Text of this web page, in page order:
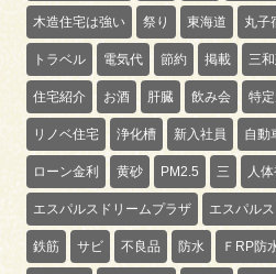
木造住宅は強い 祭り 東海道 丸子
トラベル 電気代 節約 掲載 三
住宅紹介 お酒 肝臓 飲み会 特
リノベ住宅 浄化槽 新入社員 自動
ローン金利 黄砂 PM2.5 三 人
エスパルスドリームプラザ エスパルス
鉄筋 サビ 不良品 防水 ＦRP防